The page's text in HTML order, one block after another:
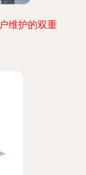
维护的双重